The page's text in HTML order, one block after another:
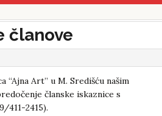
članove
“Ajna Art” u M. Središću našim
članske iskaznice s
411-2415).